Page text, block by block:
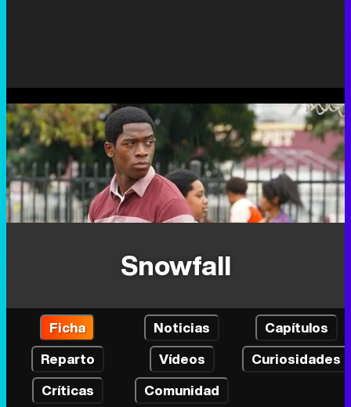
Snowfall
Ficha Noticias
Capítulos
Reparto
Vídeos
Curiosidades
Críticas
Comunidad